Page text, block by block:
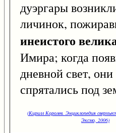
дуэргары
личинок,
инеистого
Имира; когда
дневной свет, они
спрятались под
(Кирилл Королев. Энциклопедия
Эксмо, 2006)